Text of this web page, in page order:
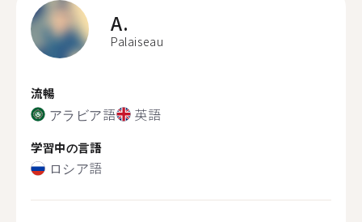
A.
Palaiseau
流暢
アラビア語 英語
学習中の言語
ロシア語